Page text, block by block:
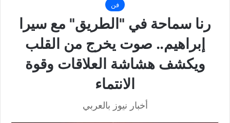
فن
رنا سماحة في "الطريق" مع سيرا
إبراهيم.. صوت يخرج من القلب
ويكشف هشاشة العلاقات وقوة
الانتماء
أخبار نيوز بالعربي